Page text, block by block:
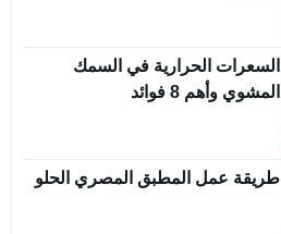
السعرات الحرارية في السمك
المشوي وأهم 8 فوائد
طريقة عمل المطبق المصري الحلو